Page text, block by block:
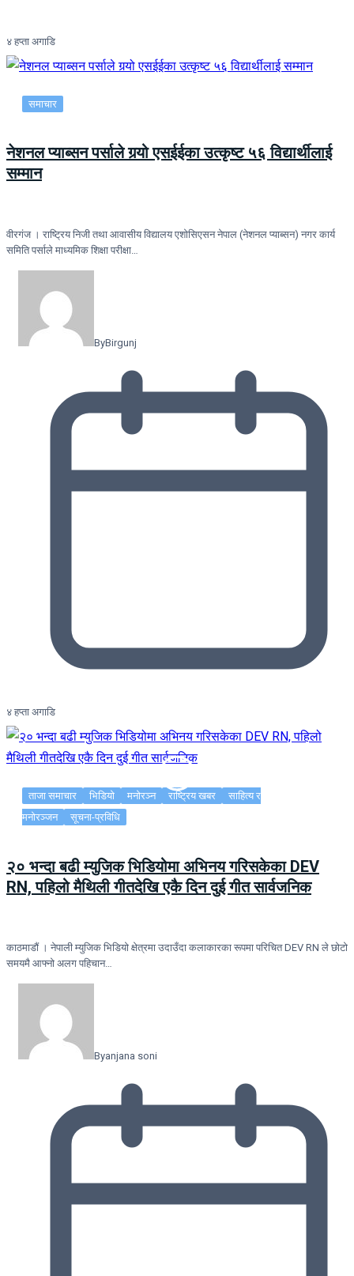
४ हप्ता अगाडि
समाचार
नेशनल प्याब्सन पर्साले गर्‍यो एसईईका उत्कृष्ट ५६ विद्यार्थीलाई
सम्मान
वीरगंज । राष्ट्रिय निजी तथा आवासीय विद्यालय एशोसिएसन नेपाल (नेशनल प्याब्सन) नगर कार्य
समिति पर्साले माध्यमिक शिक्षा परीक्षा…
ByBirgunj
४ हप्ता अगाडि
ताजा समाचार भिडियो मनोरञ्न राष्ट्रिय खबर
साहित्य र
मनोरञ्जन
सूचना-प्रविधि
२० भन्दा बढी म्युजिक भिडियोमा अभिनय गरिसकेका DEV
RN, पहिलो मैथिली गीतदेखि एकै दिन दुई गीत सार्वजनिक
काठमाडौं । नेपाली म्युजिक भिडियो क्षेत्रमा उदाउँदा कलाकारका रूपमा परिचित DEV RN ले छोटो
समयमै आफ्नो अलग पहिचान…
Byanjana soni